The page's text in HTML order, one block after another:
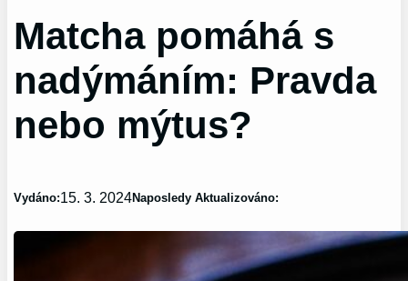
Matcha pomáhá s
nadýmáním: Pravda
nebo mýtus?
Vydáno:15. 3. 2024Naposledy Aktualizováno: